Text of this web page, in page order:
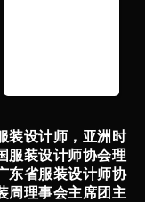
装设计师，亚洲时
服装设计师协会理
东省服装设计师协
周理事会主席团主